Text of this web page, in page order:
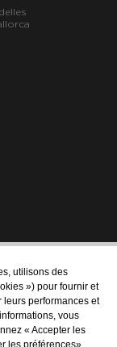
utilisons des
») pour fournir et
leurs performances et
vous
« Accepter les
les préférences»